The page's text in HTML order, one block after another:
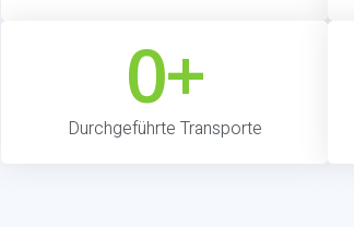
Durchgeführte Transporte
0+